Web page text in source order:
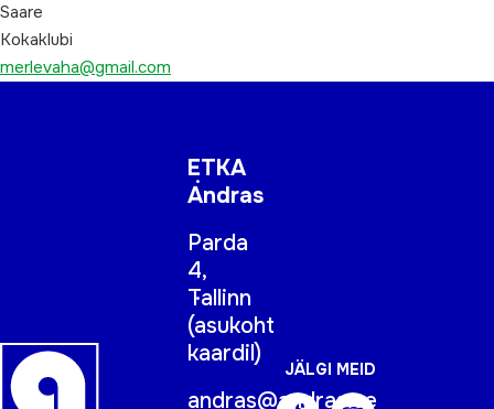
Saare
Kokaklubi
merlevaha@gmail.com
ETKA
Andras
Parda
4,
Tallinn
(asukoht
kaardil)
andras@andras.ee
JÄLGI MEID